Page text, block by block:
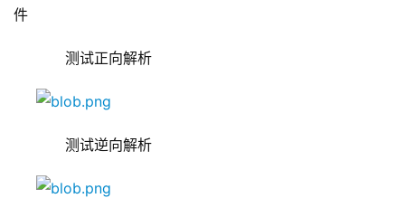
件
测试正向解析
测试逆向解析